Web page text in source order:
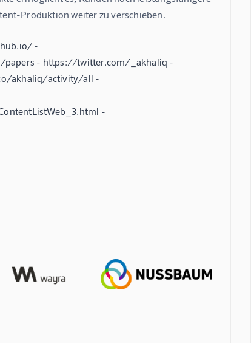
Produktion weiter zu verschieben.
-
papers - https://twitter.com/_akhaliq -
akhaliq/activity/all -
-